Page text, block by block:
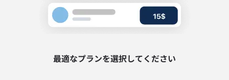
最適なプランを選択してください